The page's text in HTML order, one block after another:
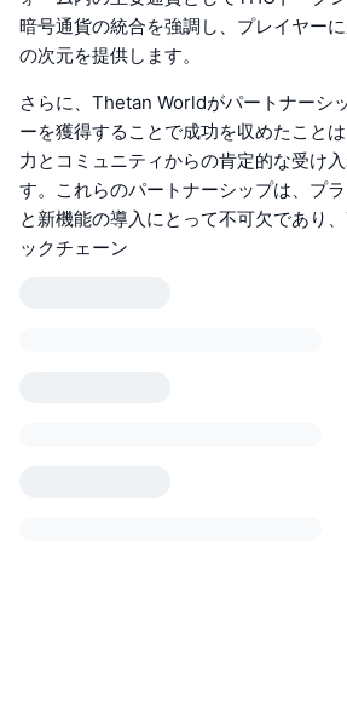
暗号通貨の統合を強調し、プレイヤー
の次元を提供します。
さらに、Thetan Worldがパートナーシ
ーを獲得することで成功を収めたこと
力とコミュニティからの肯定的な受け
す。これらのパートナーシップは、プ
と新機能の導入にとって不可欠であり
ックチェーン